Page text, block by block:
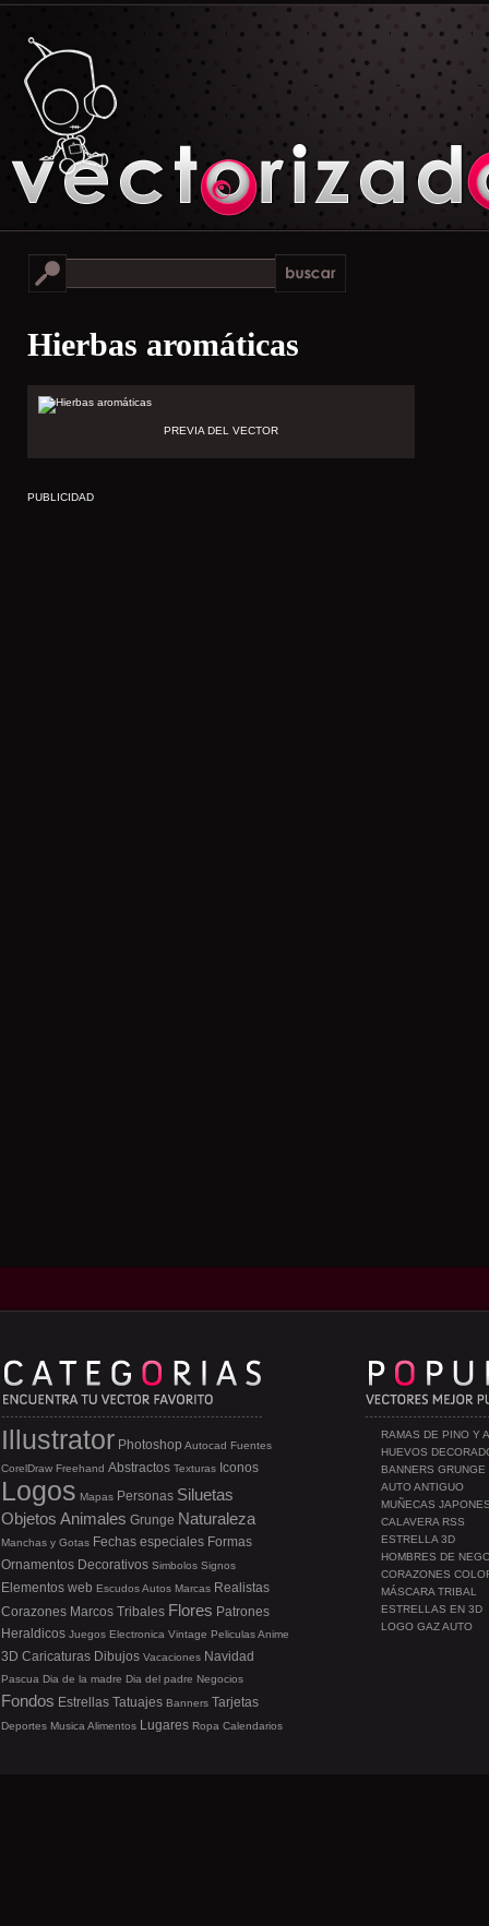
Hierbas aromáticas
PREVIA DEL VECTOR
PUBLICIDAD
RAMAS DE PINO Y
HUEVOS
BANNERS GRUNGE
AUTO ANTIGUO
MUÑECAS
CALAVERA RSS
ESTRELLA 3D
HOMBRES DE
CORAZONES
MÁSCARA TRIBAL
ESTRELLAS EN 3D
LOGO GAZ AUTO
Illustrator Photoshop Autocad Fuentes
CorelDraw Freehand Abstractos Texturas Iconos
Logos Mapas Personas Siluetas
Objetos Animales Grunge Naturaleza
Manchas y Gotas Fechas especiales Formas
Ornamentos Decorativos Simbolos Signos
Elementos web EscudosAutos Marcas Realistas
Corazones Marcos Tribales Flores Patrones
Heraldicos Juegos Electronica Vintage PeliculasAnime
3D Caricaturas Dibujos Vacaciones Navidad
Pascua Dia de la madre Dia del padre Negocios
Fondos Estrellas Tatuajes Banners Tarjetas
Deportes Musica Alimentos Lugares Ropa Calendarios